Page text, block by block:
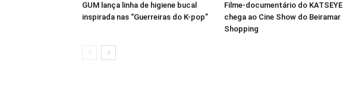
GUM lança linha de higiene bucal
inspirada nas “Guerreiras do K-pop”
Filme-documentário do KATSEYE
chega ao Cine Show do Beiramar
Shopping